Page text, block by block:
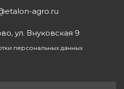
agro.ru
ул. Внуковская 9
персональных данных